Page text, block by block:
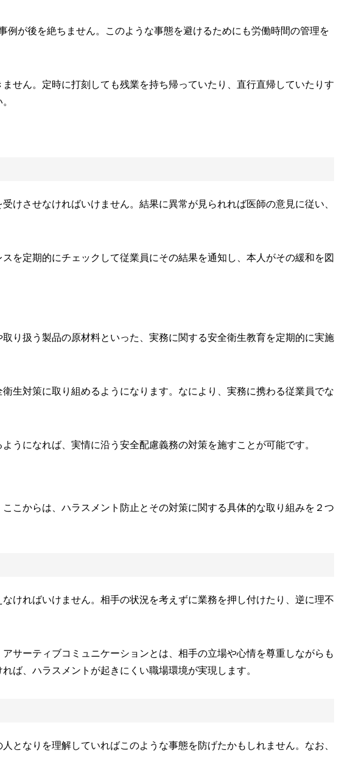
が後を絶ちません。このような事態を避けるためにも労働時間の管理を
せん。定時に打刻しても残業を持ち帰っていたり、直行直帰していたりす
けさせなければいけません。結果に異常が見られれば医師の意見に従い、
を定期的にチェックして従業員にその結果を通知し、本人がその緩和を図
り扱う製品の原材料といった、実務に関する安全衛生教育を定期的に実施
生対策に取り組めるようになります。なにより、実務に携わる従業員でな
うになれば、実情に沿う安全配慮義務の対策を施すことが可能です。
こからは、ハラスメント防止とその対策に関する具体的な取り組みを２つ
ければいけません。相手の状況を考えずに業務を押し付けたり、逆に理不
サーティブコミュニケーションとは、相手の立場や心情を尊重しながらも
ば、ハラスメントが起きにくい職場環境が実現します。
となりを理解していればこのような事態を防げたかもしれません。なお、